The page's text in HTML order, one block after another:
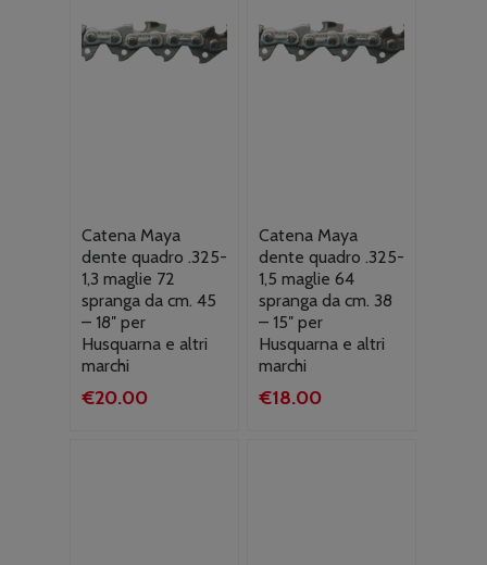
Catena Maya
dente quadro .325-
1,3 maglie 72
spranga da cm. 45
– 18″ per
Husquarna e altri
marchi
€20.00
Catena Maya
dente quadro .325-
1,5 maglie 64
spranga da cm. 38
– 15″ per
Husquarna e altri
marchi
€18.00